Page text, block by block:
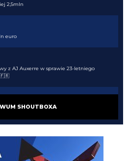
2,5mln
euro
z AJ Auxerre w sprawie 23-letniego
🇫🇷
więc Ausilio wrócił do tego co
SHOUTBOXA